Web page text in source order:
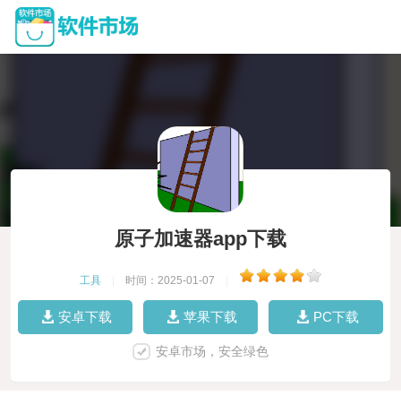
原子加速器app下载
工具 时间：2025-01-07
安卓下载 苹果下载 PC下载
安卓市场，安全绿色